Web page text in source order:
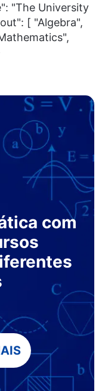
"The University
[ "Algebra",
com